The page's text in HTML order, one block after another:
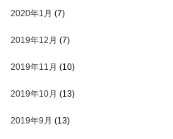
2020年1月 (7)
2019年12月 (7)
2019年11月 (10)
2019年10月 (13)
2019年9月 (13)